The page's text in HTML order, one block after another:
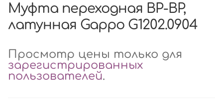
Муфта переходная ВР-ВР,
латунная Gappo G1202.0904
Просмотр цены только для
зарегистрированных
пользователей.